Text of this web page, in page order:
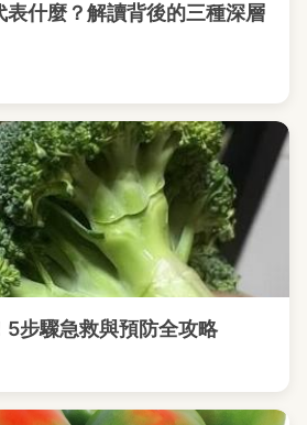
表什麼？解讀背後的三種深層
5步驟急救與預防全攻略